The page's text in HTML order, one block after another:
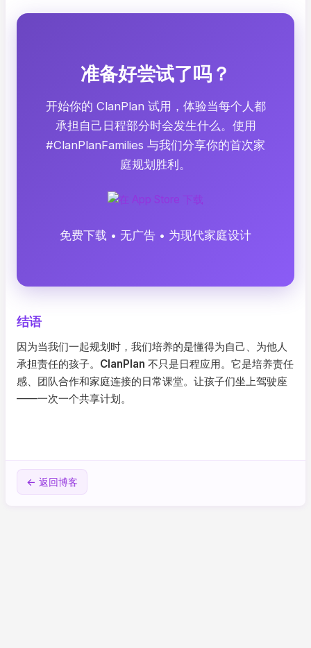
准备好尝试了吗？
开始你的 ClanPlan 试用，体验当每个人都
承担自己日程部分时会发生什么。使用
#ClanPlanFamilies 与我们分享你的首次家
庭规划胜利。
免费下载 • 无广告 • 为现代家庭设计
结语
因为当我们一起规划时，我们培养的是懂得为自己、为他人
承担责任的孩子。 ClanPlan 不只是日程应用。它是培养责任
感、团队合作和家庭连接的日常课堂。让孩子们坐上驾驶座
——一次一个共享计划。
← 返回博客